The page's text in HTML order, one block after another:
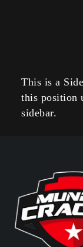
This is a
this position
sidebar.